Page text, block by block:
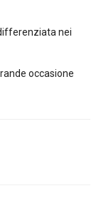
nei
occasione